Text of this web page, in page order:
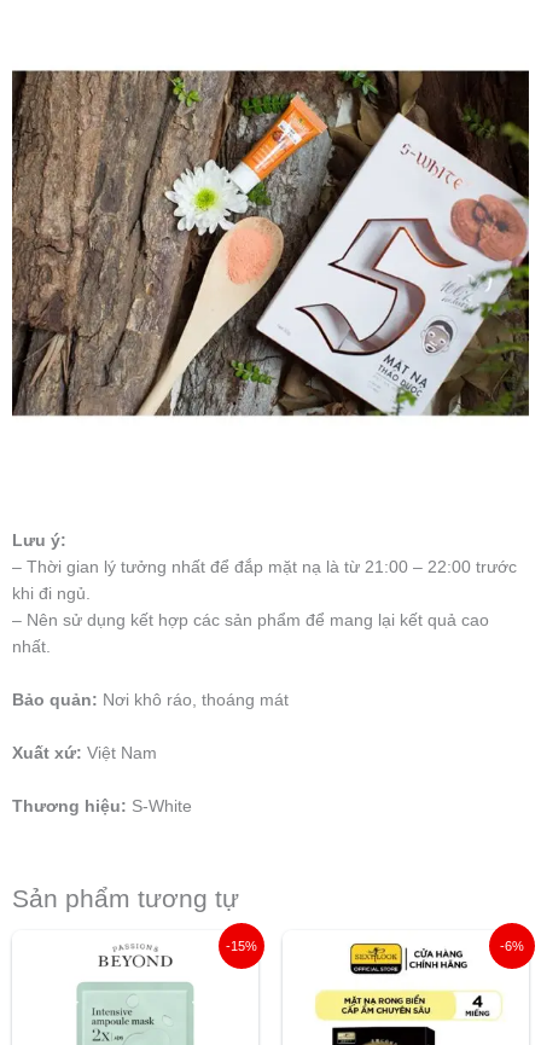
Lưu ý:
– Thời gian lý tưởng nhất để đắp mặt nạ là từ 21:00 – 22:00 trước
khi đi ngủ.
– Nên sử dụng kết hợp các sản phẩm để mang lại kết quả cao
nhất.
Bảo quản: Nơi khô ráo, thoáng mát
Xuất xứ: Việt Nam
Thương hiệu: S-White
Sản phẩm tương tự
-15%
gốc
là:
65.000 ₫.
hiện
tại
-6%
Giá
gốc
195.000 ₫.
hiện
là:
183.000 ₫.